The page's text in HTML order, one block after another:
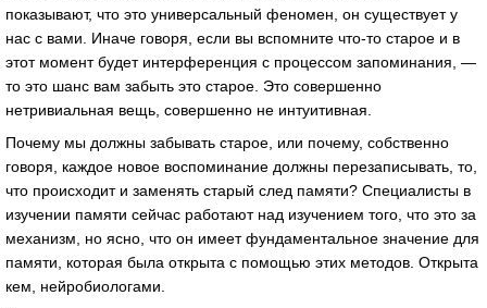
показывают, что это универсальный феномен, он существует у
нас с вами. Иначе говоря, если вы вспомните что-то старое и в
этот момент будет интерференция с процессом запоминания, —
то это шанс вам забыть это старое. Это совершенно
нетривиальная вещь, совершенно не интуитивная.
Почему мы должны забывать старое, или почему, собственно
говоря, каждое новое воспоминание должны перезаписывать, то,
что происходит и заменять старый след памяти? Специалисты в
изучении памяти сейчас работают над изучением того, что это за
механизм, но ясно, что он имеет фундаментальное значение для
памяти, которая была открыта с помощью этих методов. Открыта
кем, нейробиологами.